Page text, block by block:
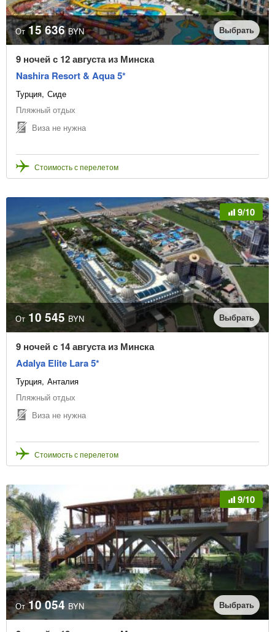
От 15 636 BYN Выбрать
9 ночей с 12 августа из Минска
Nashira Resort & Aqua 5*
Турция Сиде
Пляжный отдых
Виза не нужна
Стоимость с перелетом
9/10
От 10 545 BYN Выбрать
9 ночей с 14 августа из Минска
Adalya Elite Lara 5*
Турция Анталия
Пляжный отдых
Виза не нужна
Стоимость с перелетом
9/10
От 10 054 BYN Выбрать